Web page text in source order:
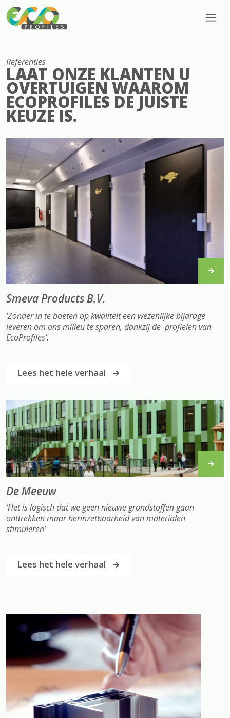
Referenties
LAAT ONZE KLANTEN U
OVERTUIGEN WAAROM
ECOPROFILES DE JUISTE
KEUZE IS.
Smeva Products B.V.
‘Zonder in te boeten op kwaliteit een wezenlijke bijdrage
leveren om ons milieu te sparen, dankzij de profielen van
EcoProfiles’.
Lees het hele verhaal
De Meeuw
‘Het is logisch dat we geen nieuwe grondstoffen gaan
onttrekken maar herinzetbaarheid van materialen
stimuleren’
Lees het hele verhaal